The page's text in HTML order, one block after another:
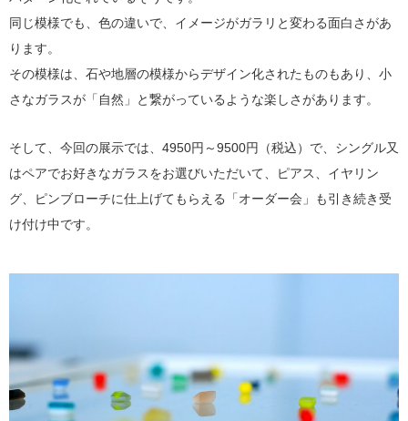
同じ模様でも、色の違いで、イメージがガラリと変わる面白さがあ
ります。
その模様は、石や地層の模様からデザイン化されたものもあり、小
さなガラスが「自然」と繋がっているような楽しさがあります。
そして、今回の展示では、4950円～9500円（税込）で、シングル又
はペアでお好きなガラスをお選びいただいて、ピアス、イヤリン
グ、ピンブローチに仕上げてもらえる「オーダー会」も引き続き受
け付け中です。